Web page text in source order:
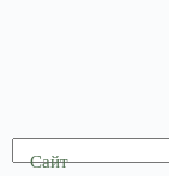
Сайт